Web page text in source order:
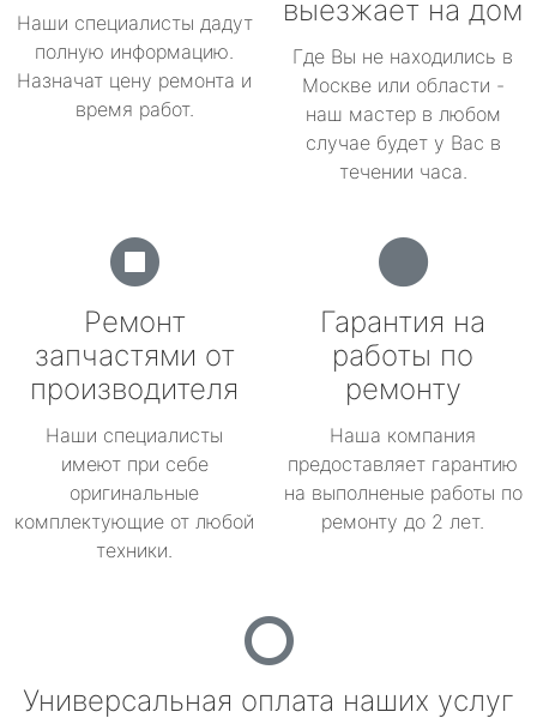
Наши специалисты дадут
полную информацию.
Назначат цену ремонта и
время работ.
выезжает на дом
Где Вы не находились в
Москве или области -
наш мастер в любом
случае будет у Вас в
течении часа.
Ремонт
запчастями от
производителя
Наши специалисты
имеют при себе
оригинальные
комплектующие от любой
техники.
Гарантия на
работы по
ремонту
Наша компания
предоставляет гарантию
на выполненые работы по
ремонту до 2 лет.
Универсальная оплата наших услуг